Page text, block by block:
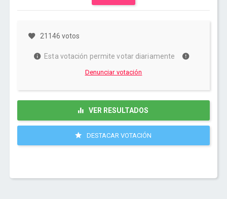
21146 votos
Esta votación permite votar diariamente
Denunciar votación
VER RESULTADOS
DESTACAR VOTACIÓN